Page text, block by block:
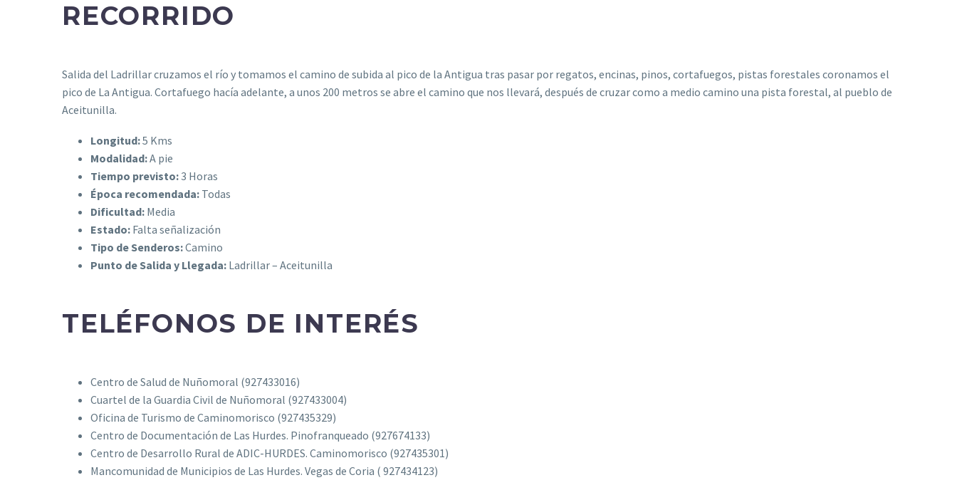
RECORRIDO
Salida del Ladrillar cruzamos el río y tomamos el camino de subida al pico de la Antigua tras pasar por regatos, encinas, pinos, cortafuegos, pistas forestales coronamos el
pico de La Antigua. Cortafuego hacía adelante, a unos 200 metros se abre el camino que nos llevará, después de cruzar como a medio camino una pista forestal, al pueblo de
Aceitunilla.
Longitud:5 Kms
Modalidad:A pie
Tiempo previsto:3 Horas
Época recomendada: Todas
Dificultad: Media
Estado: Falta señalización
Tipo de Senderos:Camino
Punto de Salida y Llegada: Ladrillar – Aceitunilla
TELÉFONOS DE INTERÉS
Centro de Salud de Nuñomoral (927433016)
Cuartel de la Guardia Civil de Nuñomoral (927433004)
Oficina de Turismo de Caminomorisco (927435329)
Centro de Documentación de Las Hurdes. Pinofranqueado (927674133)
Centro de Desarrollo Rural de ADIC-HURDES. Caminomorisco (927435301)
Mancomunidad de Municipios de Las Hurdes. Vegas de Coria ( 927434123)